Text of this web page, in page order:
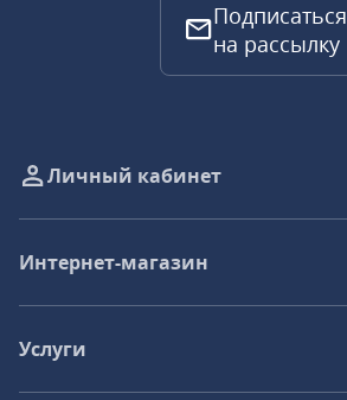
Подписаться
на рассылку
Личный кабинет
Интернет-магазин
Услуги